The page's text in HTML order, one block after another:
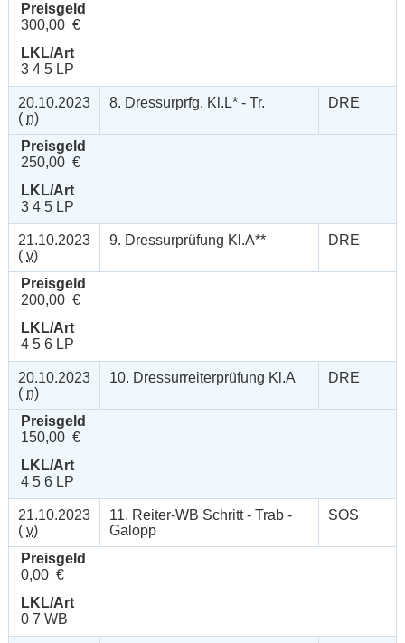
Preisgeld
300,00 €
LKL/Art
3 4 5 LP
20.10.2023
( n)
8. Dressurprfg. Kl.L* - Tr. DRE
Preisgeld
250,00 €
LKL/Art
3 4 5 LP
21.10.2023
( v)
9. Dressurprüfung Kl.A** DRE
Preisgeld
200,00 €
LKL/Art
4 5 6 LP
20.10.2023
( n)
10. Dressurreiterprüfung Kl.A DRE
Preisgeld
150,00 €
LKL/Art
4 5 6 LP
21.10.2023
( v)
11. Reiter-WB Schritt - Trab -
Galopp
SOS
Preisgeld
0,00 €
LKL/Art
0 7 WB